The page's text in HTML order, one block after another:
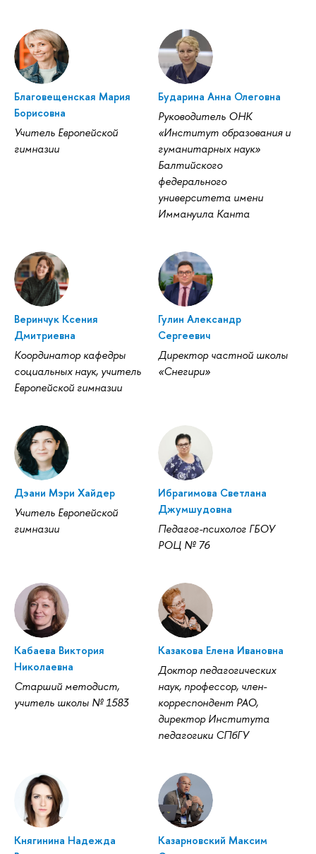
Благовещенская Мария
Борисовна
Учитель Европейской
имназии
Бударина Анна Олеговна
Руководитель ОНК
«Институт образования и
уманитарных наук»
Балтийского
федерального
университета имени
Иммануила Канта
еринчук Ксения
Дмитриевна
Координатор кафедры
социальных наук, учитель
Европейской гимназии
Гулин Александр
Сергеевич
Директор частной школы
«Снегири»
Дэани Мэри Хайдер
Учитель Европейской
имназии
Ибрагимова Светлана
Джумшудовна
Педагог-психолог ГБОУ
РОЦ № 76
Кабаева Виктория
Николаевна
Старший методист,
учитель школы № 1583
Казакова Елена Ивановна
Доктор педагогических
наук, профессор, член-
корреспондент РАО,
директор Института
педагогики СПбГУ
Княгинина Надежда
Казарновский Максим